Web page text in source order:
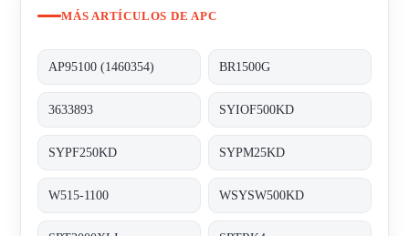
MÁS ARTÍCULOS DE APC
AP95100 (1460354) BR1500G
3633893 SYIOF500KD
SYPF250KD SYPM25KD
W515-1100 WSYSW500KD